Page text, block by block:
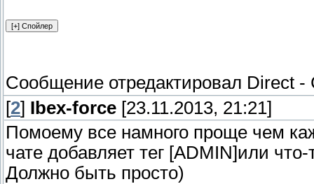
Сообщение отредактировал Direct -
[2] Ibex-force [23.11.2013, 21:21]
Помоему все намного проще чем
чате добавляет тег [ADMIN]или
Должно быть просто)